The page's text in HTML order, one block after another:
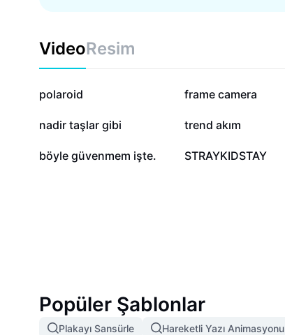
potansiyelinizi maksimuma çıkarın.
VideoResim
1,4 Mn
polaroid 95,2 B
frame camera
15,6 B
nadir taşlar gibi 14,9 B
trend akım
709
böyle güvenmem işte. 43
STRAYKIDSTAY
Popüler Şablonlar
Plakayı Sansürle Hareketli Yazı Animasyonu